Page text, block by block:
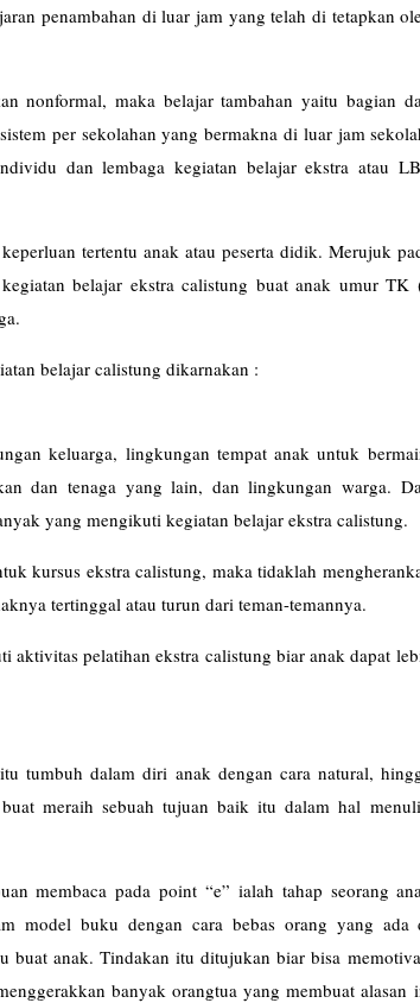
penambahan di luar jam yang telah di tetapkan
nonformal, maka belajar tambahan yaitu bagian
per sekolahan yang bermakna di luar jam
dan lembaga kegiatan belajar ekstra atau
tertentu anak atau peserta didik. Merujuk
belajar ekstra calistung buat anak umur TK
belajar calistung dikarnakan :
keluarga, lingkungan tempat anak untuk
dan tenaga yang lain, dan lingkungan warga.
yang mengikuti kegiatan belajar ekstra calistung.
kursus ekstra calistung, maka tidaklah
tertinggal atau turun dari teman-temannya.
pelatihan ekstra calistung biar anak dapat
tumbuh dalam diri anak dengan cara natural,
meraih sebuah tujuan baik itu dalam hal
membaca pada point “e” ialah tahap seorang
model buku dengan cara bebas orang yang ada
buat anak. Tindakan itu ditujukan biar bisa
banyak orangtua yang membuat alasan